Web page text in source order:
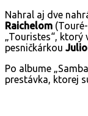
Nahral aj dve
Raichelom
„Touristes“, ktorý
pesničkárkou
Po albume
prestávka, ktorej